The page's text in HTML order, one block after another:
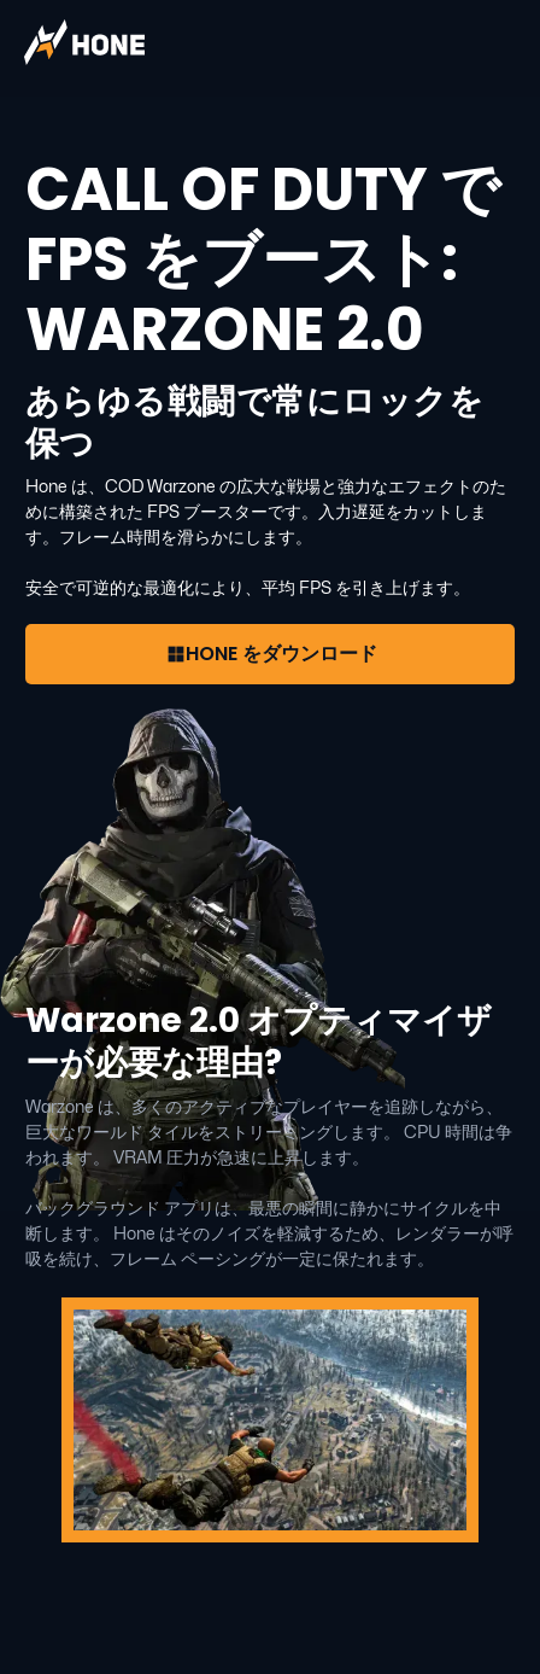
CALL OF DUTY で
FPS をブースト:
WARZONE 2.0
あらゆる戦闘で常にロックを
保つ
Hone は、COD Warzone の広大な戦場と強力なエフェクトのた
めに構築された FPS ブースターです。入力遅延をカットしま
す。フレーム時間を滑らかにします。
安全で可逆的な最適化により、平均 FPS を引き上げます。
HONE をダウンロード
Warzone 2.0 オプティマイザ
ーが必要な理由?
Warzone は、多くのアクティブなプレイヤーを追跡しながら、
巨大なワールド タイルをストリーミングします。 CPU 時間は争
われます。 VRAM 圧力が急速に上昇します。
バックグラウンド アプリは、最悪の瞬間に静かにサイクルを中
断します。 Hone はそのノイズを軽減するため、レンダラーが呼
吸を続け、フレーム ペーシングが一定に保たれます。